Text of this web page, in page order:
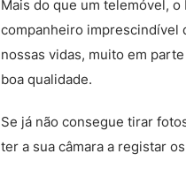
Mais do que um telemóvel,
companheiro imprescindível
nossas vidas, muito em
boa qualidade.
Se já não consegue tirar
ter a sua câmara a registar